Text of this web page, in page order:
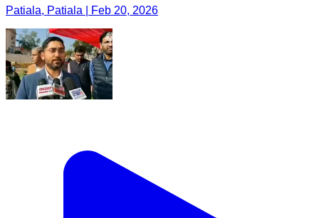
Patiala, Patiala | Feb 20, 2026